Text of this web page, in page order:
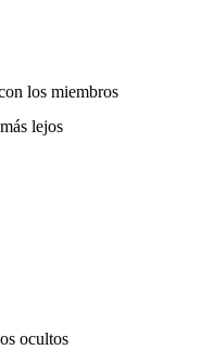
los miembros
lejos
ocultos